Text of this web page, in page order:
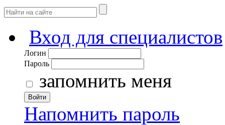
Вход для специалистов
Логин
Пароль
запомнить меня
Войти
Напомнить пароль